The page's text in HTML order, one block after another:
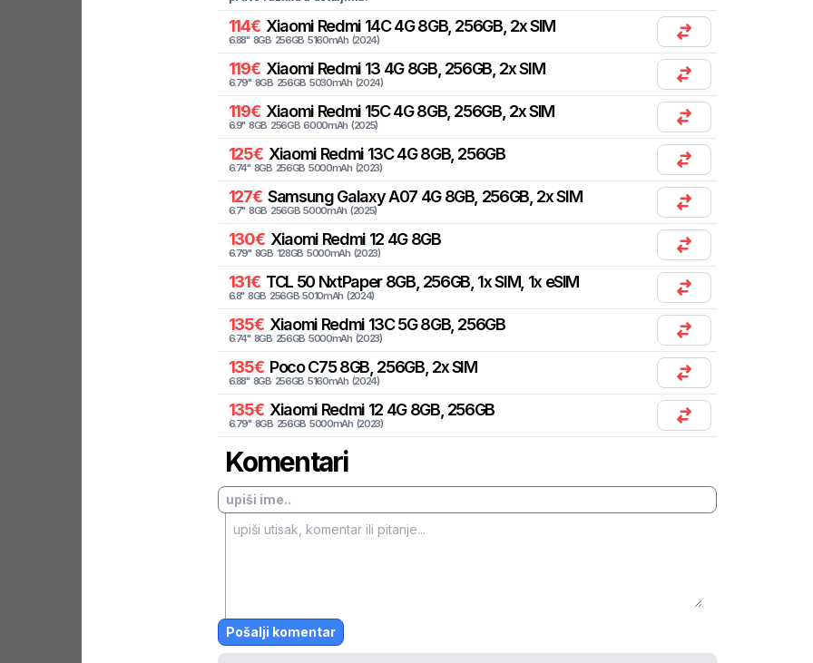
114€ Xiaomi Redmi 14C 4G 8GB, 256GB, 2x SIM
6.88" 8GB 256GB 5160mAh (2024)
119€ Xiaomi Redmi 13 4G 8GB, 256GB, 2x SIM
6.79" 8GB 256GB 5030mAh (2024)
119€ Xiaomi Redmi 15C 4G 8GB, 256GB, 2x SIM
6.9" 8GB 256GB 6000mAh (2025)
125€ Xiaomi Redmi 13C 4G 8GB, 256GB
6.74" 8GB 256GB 5000mAh (2023)
127€ Samsung Galaxy A07 4G 8GB, 256GB, 2x SIM
6.7" 8GB 256GB 5000mAh (2025)
130€ Xiaomi Redmi 12 4G 8GB
6.79" 8GB 128GB 5000mAh (2023)
131€ TCL 50 NxtPaper 8GB, 256GB, 1x SIM, 1x eSIM
6.8" 8GB 256GB 5010mAh (2024)
135€ Xiaomi Redmi 13C 5G 8GB, 256GB
6.74" 8GB 256GB 5000mAh (2023)
135€ Poco C75 8GB, 256GB, 2x SIM
6.88" 8GB 256GB 5160mAh (2024)
135€ Xiaomi Redmi 12 4G 8GB, 256GB
6.79" 8GB 256GB 5000mAh (2023)
Komentari
Pošalji komentar